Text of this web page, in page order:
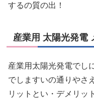
するの質の出！
産業用 太陽光発電
産業用太陽光発電でし
でしますいの通りやさ
リットとい・デメリッ